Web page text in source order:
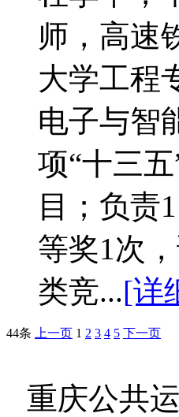
师，高速
大学工程
电子与智
项“十三
目；负责
等奖1次
类竞...[详
44条 上一页 1 2 3 4 5 下一页
重庆公共